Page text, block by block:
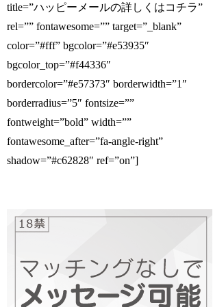
title=”ハッピーメールの詳しくはコチラ”
rel=”” fontawesome=”” target=”_blank”
color=”#fff” bgcolor=”#e53935″
bgcolor_top=”#f44336″
bordercolor=”#e57373″ borderwidth=”1″
borderradius=”5″ fontsize=””
fontweight=”bold” width=””
fontawesome_after=”fa-angle-right”
shadow=”#c62828″ ref=”on”]